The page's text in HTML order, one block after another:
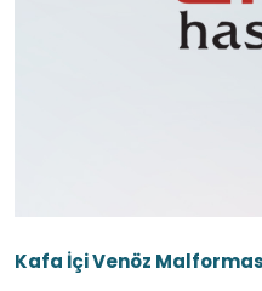
Kafa İçi Venöz